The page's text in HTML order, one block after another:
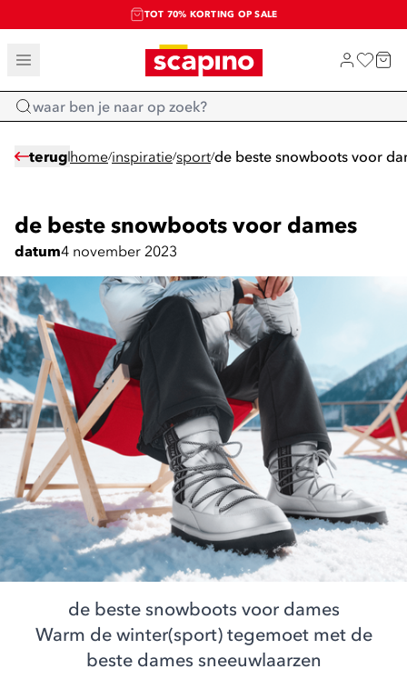
TOT 70% KORTING OP SALE
SALE: LAATSTE KANS!
SHOP NIEUW
Home
terug home/inspiratie/sport/de beste snowboots voor
de beste snowboots voor dames
datum4 november 2023
de beste snowboots voor dames
Warm de winter(sport) tegemoet met de
beste dames sneeuwlaarzen